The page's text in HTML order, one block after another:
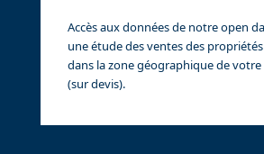
Accès aux données de notre open
une étude des ventes des
dans la zone géographique de
(sur devis).